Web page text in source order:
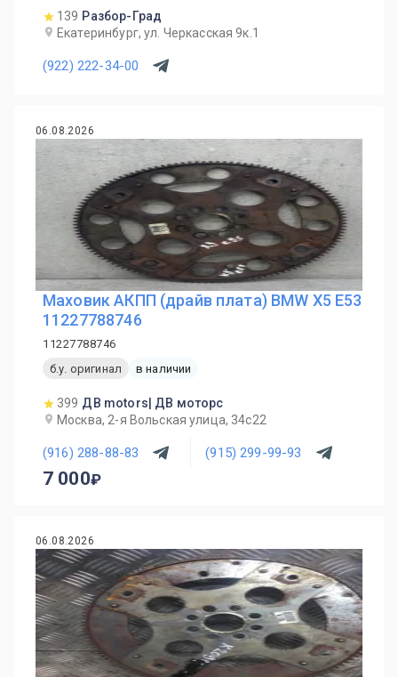
139 Разбор-Град
Екатеринбург, ул. Черкасская 9к.1
(922) 222-34-00
06.08.2026
Маховик АКПП (драйв плата) BMW X5 E53
11227788746
11227788746
б.у. оригинал
в наличии
399 ДВ motors| ДВ моторс
Москва, 2-я Вольская улица, 34с22
(916) 288-88-83 (915) 299-99-93
7 000
06.08.2026